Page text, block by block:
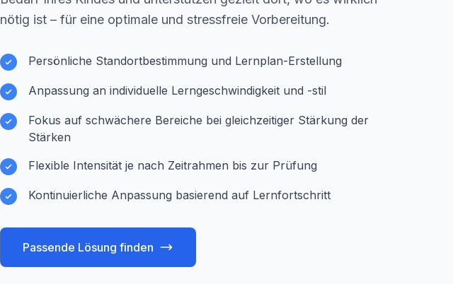
nötig ist – für eine optimale und stressfreie Vorbereitung.
Persönliche Standortbestimmung und Lernplan-Erstellung
Anpassung an individuelle Lerngeschwindigkeit und -stil
Fokus auf schwächere Bereiche bei gleichzeitiger Stärkung der
Stärken
Flexible Intensität je nach Zeitrahmen bis zur Prüfung
Kontinuierliche Anpassung basierend auf Lernfortschritt
Passende Lösung finden